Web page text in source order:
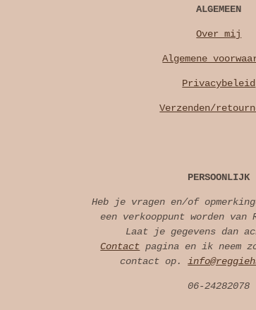
ALGEMEEN
Over mij
Algemene
Privacybeleid
Verzenden/
PERSOONLIJK
Heb je vragen en/of
een verkooppunt worden van
Laat je gegevens dan
Contact pagina en ik neem
contact op.
06-24282078